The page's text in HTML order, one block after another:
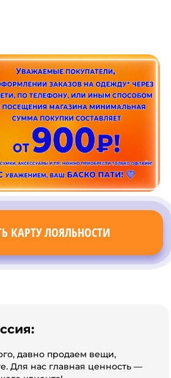
КАРТУ ЛОЯЛЬНОСТИ
давно продаем вещи,
Для нас главная ценность —